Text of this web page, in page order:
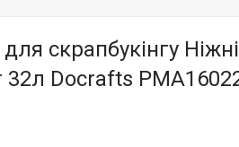
скрапбукінгу
32л Docrafts